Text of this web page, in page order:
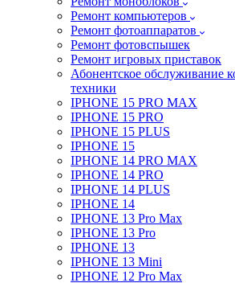
Ремонт компьютеров
Ремонт фотоаппаратов
Ремонт фотовспышек
Ремонт игровых приставок
Абонентское обслуживание
техники
IPHONE 15 PRO MAX
IPHONE 15 PRO
IPHONE 15 PLUS
IPHONE 15
IPHONE 14 PRO MAX
IPHONE 14 PRO
IPHONE 14 PLUS
IPHONE 14
IPHONE 13 Pro Max
IPHONE 13 Pro
IPHONE 13
IPHONE 13 Mini
IPHONE 12 Pro Max